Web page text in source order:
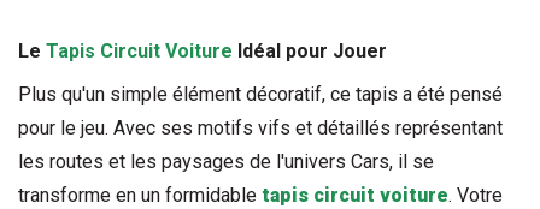
Le Tapis Circuit Voiture Idéal pour Jouer
Plus qu'un simple élément décoratif, ce tapis a été pensé
pour le jeu. Avec ses motifs vifs et détaillés représentant
les routes et les paysages de l'univers Cars, il se
transforme en un formidable tapis circuit voiture. Votre